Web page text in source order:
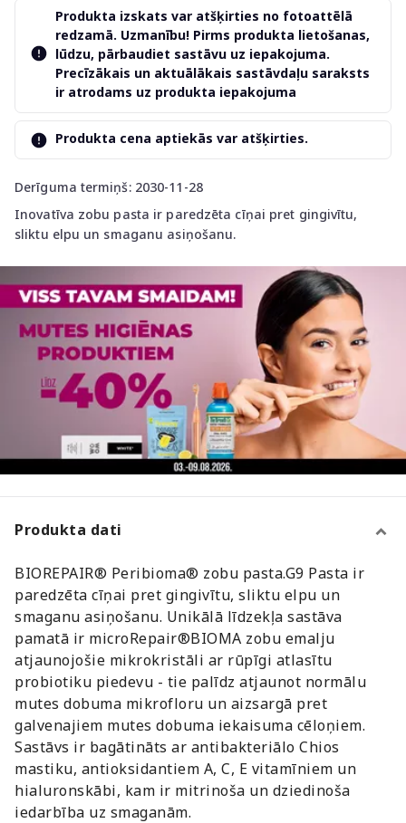
Derīguma termiņš: 2030-11-28
Inovatīva zobu pasta ir paredzēta cīņai pret gingivītu,
sliktu elpu un smaganu asiņošanu.
Produkta izskats var atšķirties no fotoattēlā
redzamā. Uzmanību! Pirms produkta lietošanas,
lūdzu, pārbaudiet sastāvu uz iepakojuma.
Precīzākais un aktuālākais sastāvdaļu saraksts
ir atrodams uz produkta iepakojuma
Produkta cena aptiekās var atšķirties.
Produkta dati
BIOREPAIR® Peribioma® zobu pasta.G9 Pasta ir
paredzēta cīņai pret gingivītu, sliktu elpu un
smaganu asiņošanu. Unikālā līdzekļa sastāva
pamatā ir microRepair®BIOMA zobu emalju
atjaunojošie mikrokristāli ar rūpīgi atlasītu
probiotiku piedevu - tie palīdz atjaunot normālu
mutes dobuma mikrofloru un aizsargā pret
galvenajiem mutes dobuma iekaisuma cēloņiem.
Sastāvs ir bagātināts ar antibakteriālo Chios
mastiku, antioksidantiem A, C, E vitamīniem un
hialuronskābi, kam ir mitrinoša un dziedinoša
iedarbība uz smaganām.